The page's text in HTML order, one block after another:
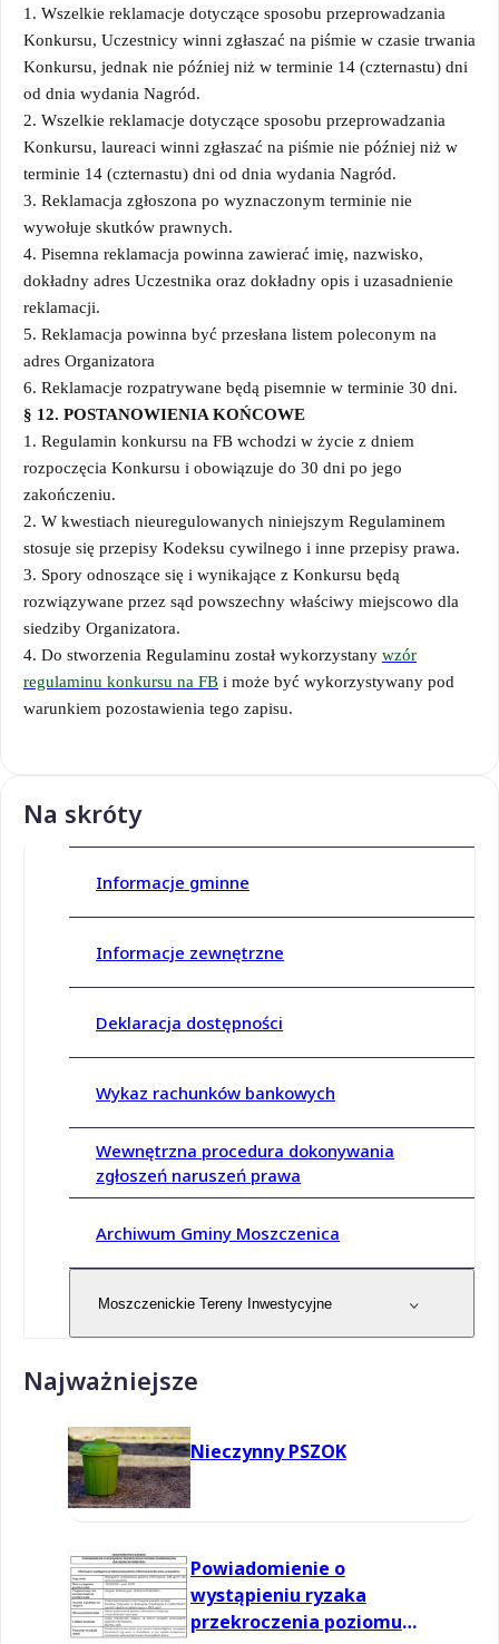
1. Wszelkie reklamacje dotyczące sposobu przeprowadzania
Konkursu, Uczestnicy winni zgłaszać na piśmie w czasie trwania
Konkursu, jednak nie później niż w terminie 14 (czternastu) dni
od dnia wydania Nagród.
2. Wszelkie reklamacje dotyczące sposobu przeprowadzania
Konkursu, laureaci winni zgłaszać na piśmie nie później niż w
terminie 14 (czternastu) dni od dnia wydania Nagród.
3. Reklamacja zgłoszona po wyznaczonym terminie nie
wywołuje skutków prawnych.
4. Pisemna reklamacja powinna zawierać imię, nazwisko,
dokładny adres Uczestnika oraz dokładny opis i uzasadnienie
reklamacji.
5. Reklamacja powinna być przesłana listem poleconym na
adres Organizatora
6. Reklamacje rozpatrywane będą pisemnie w terminie 30 dni.
§ 12. POSTANOWIENIA KOŃCOWE
1. Regulamin konkursu na FB wchodzi w życie z dniem
rozpoczęcia Konkursu i obowiązuje do 30 dni po jego
zakończeniu.
2. W kwestiach nieuregulowanych niniejszym Regulaminem
stosuje się przepisy Kodeksu cywilnego i inne przepisy prawa.
3. Spory odnoszące się i wynikające z Konkursu będą
rozwiązywane przez sąd powszechny właściwy miejscowo dla
siedziby Organizatora.
4. Do stworzenia Regulaminu został wykorzystany wzór
regulaminu konkursu na FB i może być wykorzystywany pod
warunkiem pozostawienia tego zapisu.
Na skróty
Informacje gminne
Informacje zewnętrzne
Deklaracja dostępności
Wykaz rachunków bankowych
Wewnętrzna procedura dokonywania
zgłoszeń naruszeń prawa
Archiwum Gminy Moszczenica
Moszczenickie Tereny Inwestycyjne
Najważniejsze
Nieczynny PSZOK
Powiadomienie o
wystąpieniu ryzaka
przekroczenia poziomu